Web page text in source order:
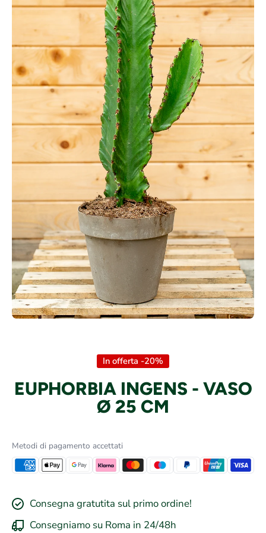
In offerta -20%
EUPHORBIA INGENS - VASO
Ø 25 CM
Metodi di pagamento accettati
Consegna gratutita sul primo ordine!
Consegniamo su Roma in 24/48h